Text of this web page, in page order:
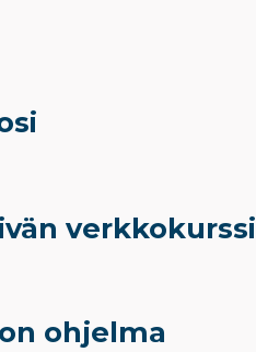
verkkokurssi
ohjelma